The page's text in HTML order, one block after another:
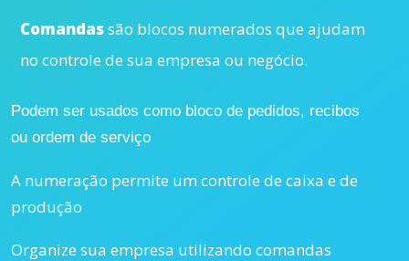
Comandassão blocos numerados que ajudam
no controle de sua empresa ou negócio.
Podem ser usados como bloco de pedidos, recibos
ou ordem de serviço
A numeração permite um controle de caixa e de
produção
Organize sua empresa utilizando comandas